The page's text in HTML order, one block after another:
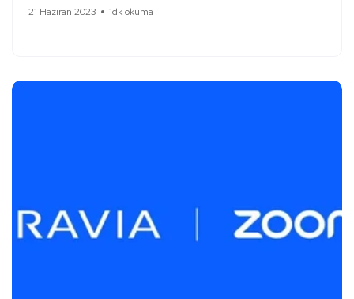
21 Haziran 2023 1dk okuma